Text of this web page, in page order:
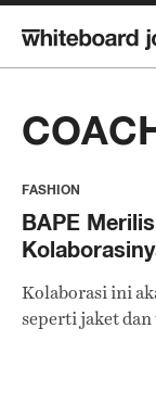
FASHION
BAPE
Kolaborasi ini
seperti jaket dan